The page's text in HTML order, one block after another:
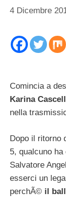
4 Dicembre
Comincia a
Karina
nella
Dopo il ritorno
5, qualcuno
Salvatore
esserci un
perchÃ© il